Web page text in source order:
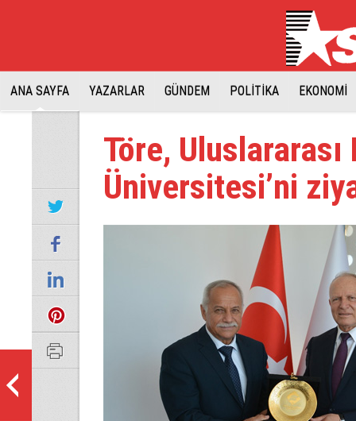
ANA SAYFA YAZARLAR GÜNDEM POLİTİKA EKONOMİ
Töre, Uluslararası
Üniversitesi’ni